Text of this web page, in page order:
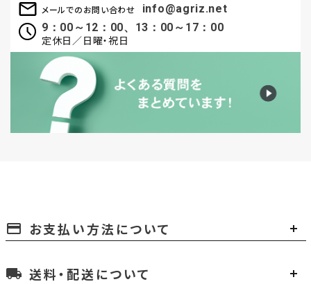
メールでのお問い合わせ
info@agriz.net
9：00～12：00、13：00～17：00
定休日／日曜・祝日
payment お支払い方法について
local_shipping 送料・配送について